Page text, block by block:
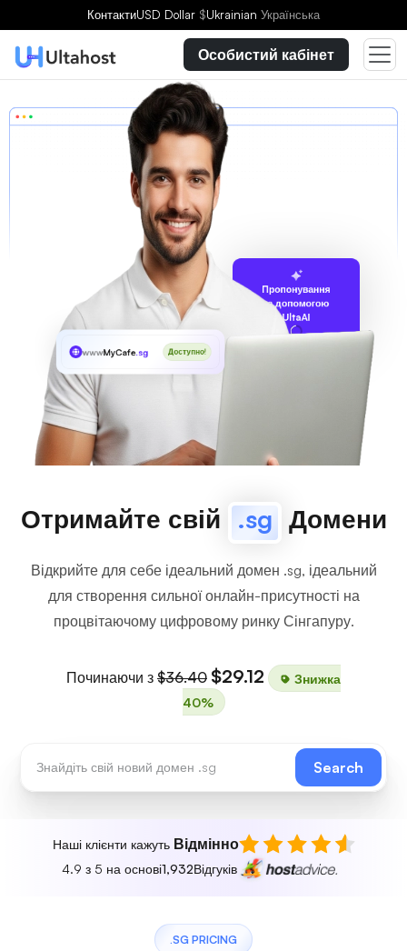
КонтактиUSD Dollar $Ukrainian Українська
Особистий кабінет
Пропонування
за допомогою
UltaAI
wwwMyCafe.sg Доступно!
Отримайте свій .sg Домени
Відкрийте для себе ідеальний домен .sg, ідеальний
для створення сильної онлайн-присутності на
процвітаючому цифровому ринку Сінгапуру.
Починаючи з $36.40 $29.12
Знижка
40%
Search
Наші клієнти кажуть Відмінно
4.9 з 5 на основі1,932Відгуків
.SG PRICING